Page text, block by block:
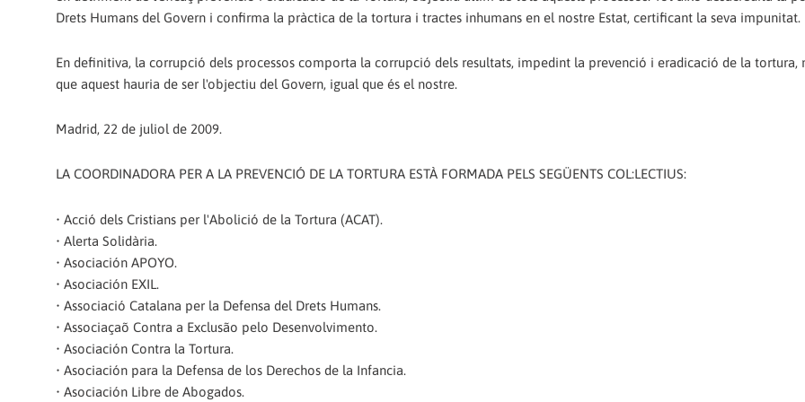
Drets Humans del Govern i confirma la pràctica de la tortura i tractes inhumans en el nostre Estat, certificant la seva impunitat.
En definitiva, la corrupció dels processos comporta la corrupció dels resultats, impedint la prevenció i eradicació de la tortura,
que aquest hauria de ser l'objectiu del Govern, igual que és el nostre.
Madrid, 22 de juliol de 2009.
LA COORDINADORA PER A LA PREVENCIÓ DE LA TORTURA ESTÀ FORMADA PELS SEGÜENTS COL:LECTIUS:
• Acció dels Cristians per l'Abolició de la Tortura (ACAT).
• Alerta Solidària.
• Asociación APOYO.
• Asociación EXIL.
• Associació Catalana per la Defensa del Drets Humans.
• Associaçaõ Contra a Exclusão pelo Desenvolvimento.
• Asociación Contra la Tortura.
• Asociación para la Defensa de los Derechos de la Infancia.
• Asociación Libre de Abogados.